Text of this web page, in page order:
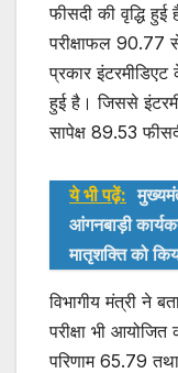
फीसदी की वृद्धि
परीक्षाफल 90.77
प्रकार
हुई है। जिससे
सापेक्ष 89.53
ये भी पढ़ें:
आंगनबाड़ी
मातृशक्ति को
विभागीय मंत्री ने
परीक्षा भी
परिणाम 65.79